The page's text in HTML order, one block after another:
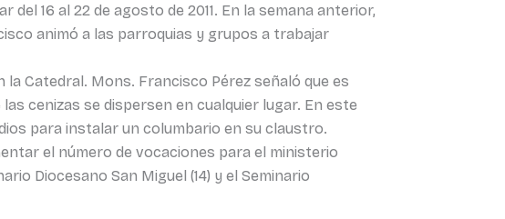
16 al 22 de agosto de 2011. En la semana anterior,
animó a las parroquias y grupos a trabajar
Catedral. Mons. Francisco Pérez señaló que es
cenizas se dispersen en cualquier lugar. En este
para instalar un columbario en su claustro.
el número de vocaciones para el ministerio
Diocesano San Miguel (14) y el Seminario